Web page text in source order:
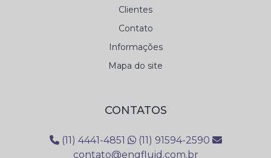
Clientes
Contato
Informações
Mapa do site
CONTATOS
(11) 4441-4851
(11) 91594-2590
contato@engfluid.com.br